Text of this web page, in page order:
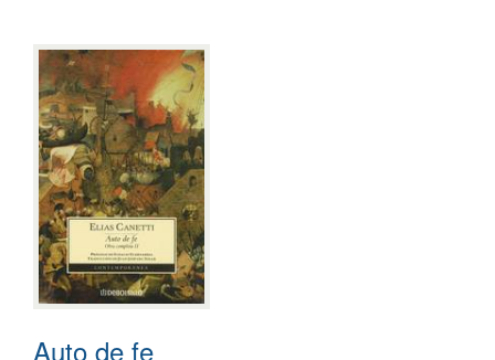
Auto de fe